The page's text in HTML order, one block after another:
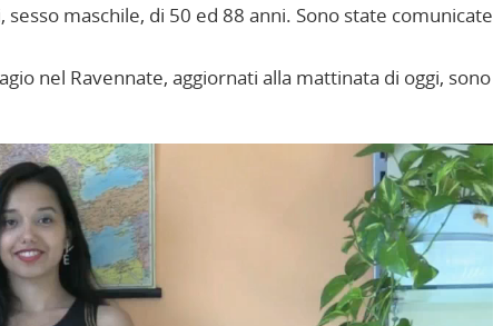
sesso maschile, di 50 ed 88 anni. Sono state comunicate
nel Ravennate, aggiornati alla mattinata di oggi, sono